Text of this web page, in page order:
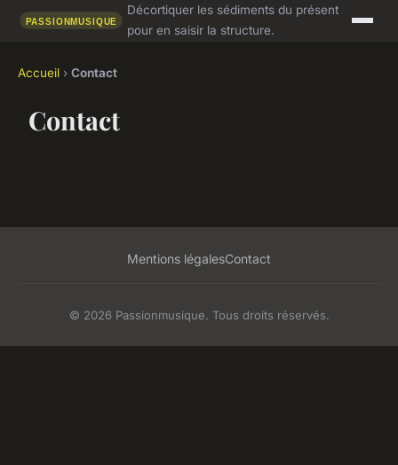
Décortiquer les sédiments du présent
pour en saisir la structure.
Accueil › Contact
Contact
Mentions légalesContact
© 2026 Passionmusique. Tous droits réservés.